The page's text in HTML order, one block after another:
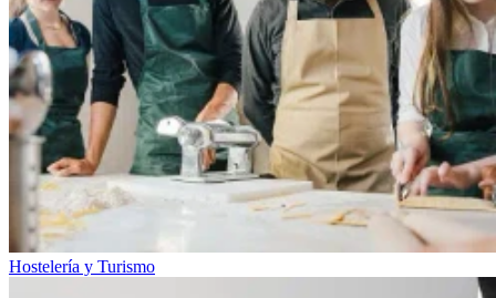
Hostelería y Turismo